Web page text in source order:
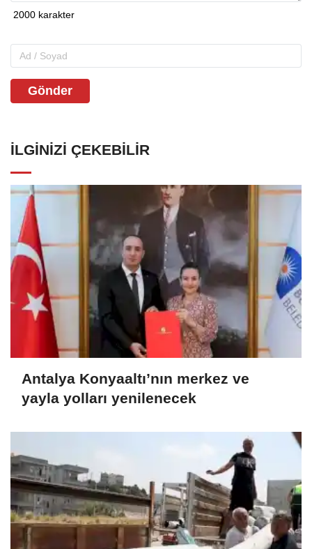
Gönder
İLGINIZI ÇEKEBILIR
Antalya Konyaaltı’nın merkez ve
yayla yolları yenilenecek